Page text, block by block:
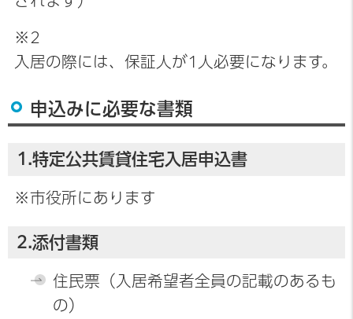
※2
入居の際には、保証人が1人必要になります。
申込みに必要な書類
1.特定公共賃貸住宅入居申込書
※市役所にあります
2.添付書類
住民票（入居希望者全員の記載のあるも
の）